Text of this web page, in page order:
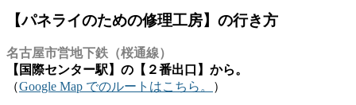
【パネライのための修理工房】の行き方
名古屋市営地下鉄（桜通線）
【国際センター駅】の【２番出口】から。
（Google Map でのルートはこちら。 ）